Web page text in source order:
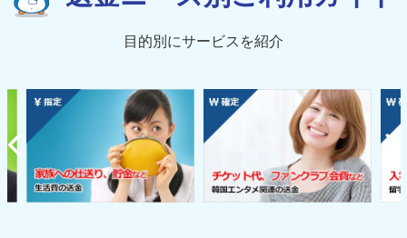
目的別にサービスを紹介